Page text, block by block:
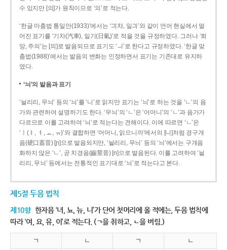
수 있지만 [의]가 원칙이므로 ‘의’로 적는다.
‘한글 마춤법 통일안(1933)’에서는 ‘긔챠, 일긔’와 같이 언어 현실에서 멀
어진 표기를 ‘기차(汽車), 일기(日氣)’로 적을 것을 규정하였다. 그러나 ‘희
망, 주의’는 [의]로 발음되므로 표기도 ‘ㅢ’로 한다고 규정하였다. ‘한글 맞
춤법(1988)’에서는 발음의 변화는 인정하면서 표기는 기존대로 유지하
였다.
‘늬’의 발음과 표기
‘늴리리, 무늬’ 등의 ‘늬’를 ‘니’로 읽지만 표기는 ‘늬’로 하는 것을 ‘ㄴ’의 음
가와 관련하여 설명하기도 한다. ‘무늬’의 ‘ㄴ’은 ‘어머니’의 ‘ㄴ’과 음가가
다르므로 이를 고려하여 ‘늬’로 적는다는 견해이다. 이에 따르면 ‘ㄴ’은
‘ㅣ(ㅑ, ㅕ, ㅛ, ㅠ)’와 결합하면 ‘어머니, 읽으니까’에서의 [니]처럼 경구개
음(硬口蓋音) [ɲ]으로 발음되지만, ‘늴리리, 무늬’ 등의 ‘늬’에서는 구개음
화하지 않은 ‘ㄴ’, 곧 치경음(齒莖音) [n]으로 발음된다. 이를 고려하여 ‘늴
리리, 무늬’ 등에서는 전통적인 표기대로 ‘늬’로 적는다고 본다.
제5절 두음 법칙
제10항 한자음 ‘녀, 뇨, 뉴, 니’가 단어 첫머리에 올 적에는, 두음 법칙에
따라 ‘여, 요, 유, 이’로 적는다. (ㄱ을 취하고, ㄴ을 버림.)
ㄱ ㄴ ㄱ ㄴ